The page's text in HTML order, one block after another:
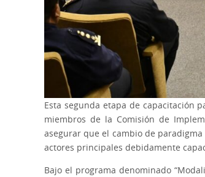
Esta segunda etapa de capacitación
miembros de la Comisión de
asegurar que el cambio de
actores principales debidamente
Bajo el programa denominado